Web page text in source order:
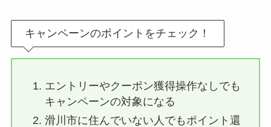
キャンペーンのポイントをチェック！
エントリーやクーポン獲得操作なしでも
キャンペーンの対象になる
滑川市に住んでいない人でもポイント還